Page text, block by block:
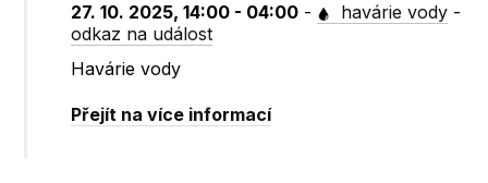
27. 10. 2025, 14:00 - 04:00 - havárie vody -
odkaz na událost
Havárie vody
Přejít na více informací